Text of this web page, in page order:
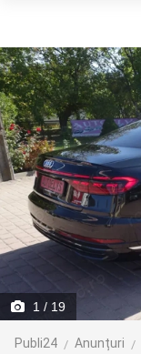
1 / 19
Publi24 Anunțuri